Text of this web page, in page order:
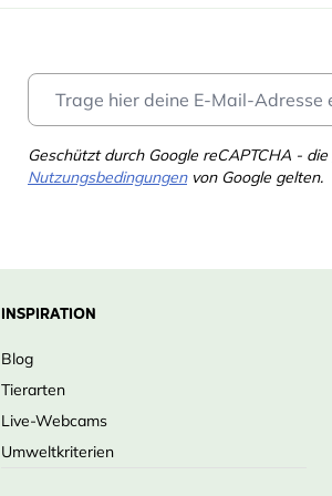
Geschützt durch Google reCAPTCHA - die
Nutzungsbedingungenvon Google gelten.
INSPIRATION
Blog
Tierarten
Live-Webcams
Umweltkriterien